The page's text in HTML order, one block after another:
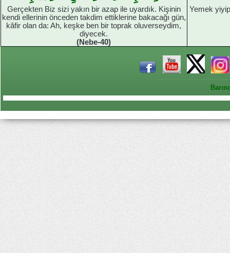
Gerçekten Biz sizi yakın bir azap ile uyardık. Kişinin
kendi ellerinin önceden takdim ettiklerine bakacağı gün,
kâfir olan da: Ah, keşke ben bir toprak oluverseydim,
diyecek.
(Nebe-40)
Yemek